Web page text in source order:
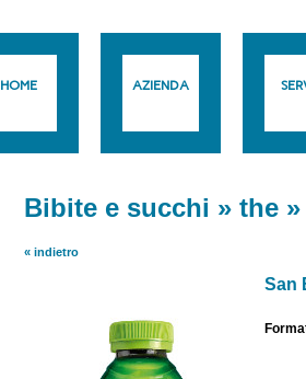
HOME AZIENDA
Bibite e succhi » the
« indietro
San